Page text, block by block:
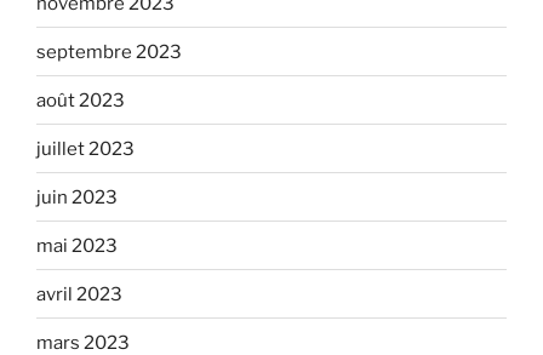
septembre 2023
août 2023
juillet 2023
juin 2023
mai 2023
avril 2023
mars 2023